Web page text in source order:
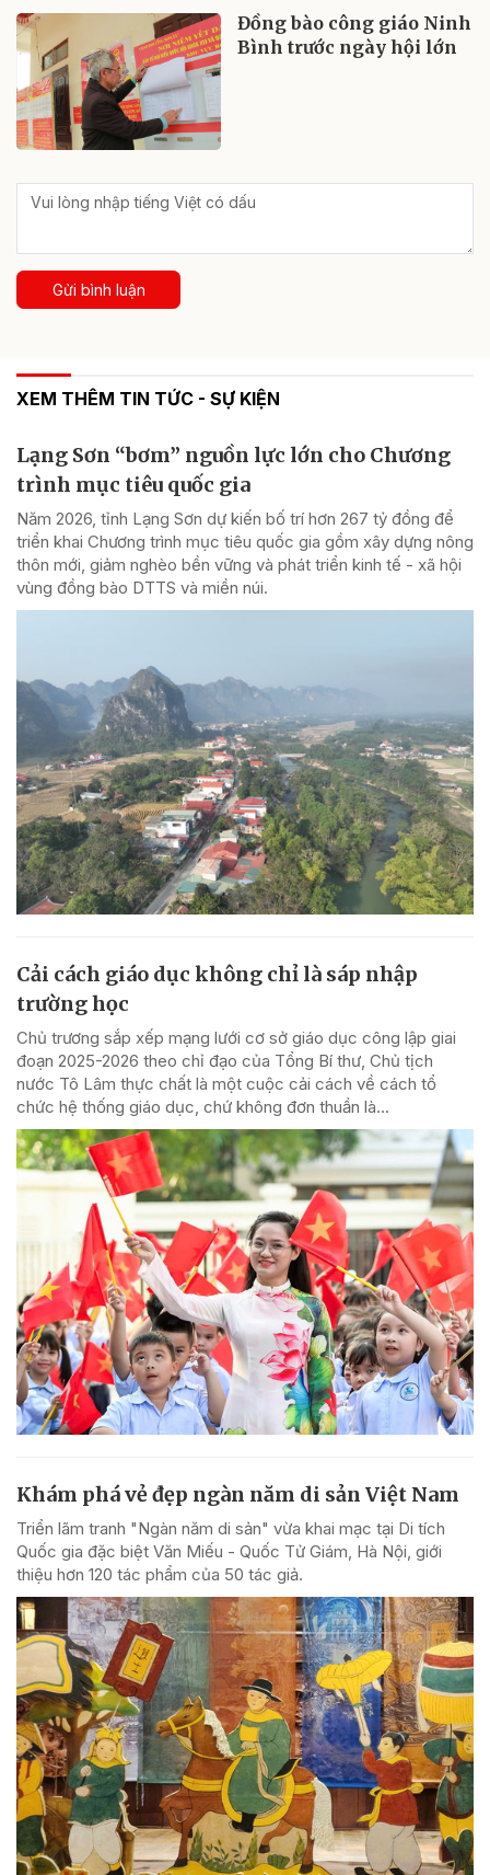
Đồng bào công giáo Ninh
Bình trước ngày hội lớn
Gửi bình luận
XEM THÊM TIN TỨC - SỰ KIỆN
Lạng Sơn “bơm” nguồn lực lớn cho Chương
trình mục tiêu quốc gia
Năm 2026, tỉnh Lạng Sơn dự kiến bố trí hơn 267 tỷ đồng để
triển khai Chương trình mục tiêu quốc gia gồm xây dựng nông
thôn mới, giảm nghèo bền vững và phát triển kinh tế - xã hội
vùng đồng bào DTTS và miền núi.
Cải cách giáo dục không chỉ là sáp nhập
trường học
Chủ trương sắp xếp mạng lưới cơ sở giáo dục công lập giai
đoạn 2025-2026 theo chỉ đạo của Tổng Bí thư, Chủ tịch
nước Tô Lâm thực chất là một cuộc cải cách về cách tổ
chức hệ thống giáo dục, chứ không đơn thuần là...
Khám phá vẻ đẹp ngàn năm di sản Việt Nam
Triển lãm tranh "Ngàn năm di sản" vừa khai mạc tại Di tích
Quốc gia đặc biệt Văn Miếu - Quốc Tử Giám, Hà Nội, giới
thiệu hơn 120 tác phẩm của 50 tác giả.